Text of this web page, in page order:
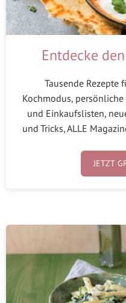
Entdecke
Tausende Rezepte
Kochmodus,
und Einkaufslisten,
und Tricks, ALLE
JETZT